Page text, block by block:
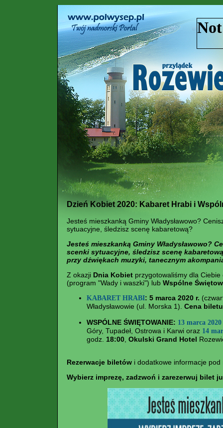
Dzień Kobiet 2020: Kabaret Hrabi i
Jesteś mieszkanką Gminy Władysławowo?
sytuacyjne, śledzisz scenę kabaretową?
Jesteś mieszkanką Gminy Władysławowo?
scenki sytuacyjne, śledzisz scenę
przy dźwiękach muzyki, tanecznym
Z okazji Dnia Kobiet przygotowaliśmy dla Ciebie
(program "Wady i waszki") lub Wspólne
KABARET HRABI: 5 marca 2020 r.
Władysławowie (ul. Morska 1). Cena
WSPÓLNE ŚWIĘTOWANIE: 13 marca
Góry, Tupadeł, Ostrowa i Karwi oraz 14
godz. 18:00, Okulski Grand Hotel
Rezerwacje biletów i dodatkowe informacje
Wybierz imprezę, zadzwoń i zarezerwuj bilet